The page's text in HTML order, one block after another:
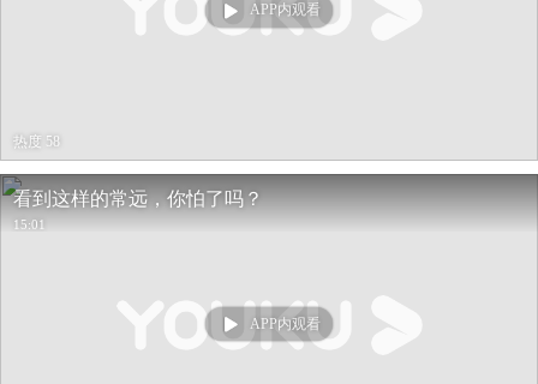
APP内观看
热度 58
看到这样的常远，你怕了吗？
15:01
APP内观看